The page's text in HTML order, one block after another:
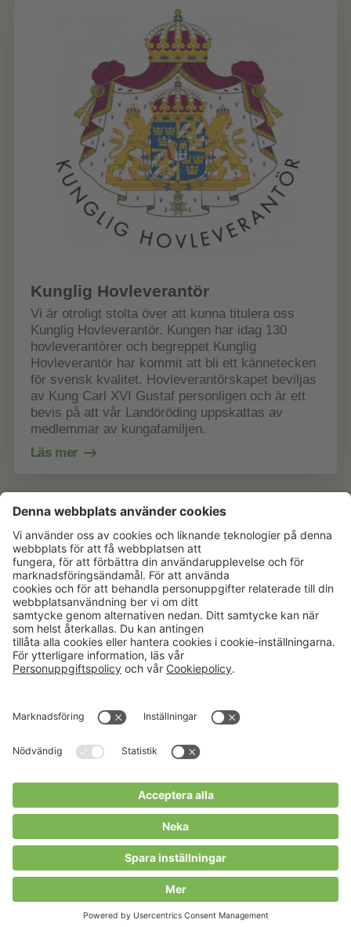
Kunglig Hovleverantör
Vi är otroligt stolta över att kunna titulera oss
Kunglig Hovleverantör. Kungen har idag 130
hovleverantörer och begreppet Kunglig
Hovleverantör har kommit att bli ett kännetecken
för svensk kvalitet. Hovleverantörskapet beviljas
av Kung Carl XVI Gustaf personligen och är ett
bevis på att vår Landöröding uppskattas av
medlemmar av kungafamiljen.
Läs mer
Karriär
Kalender
Verksamheter
Om Hushållningssällskapet
Hushållningssällskapens
Tjänster
Välkommen till Portalen!
Cookies m.m.
Cookies
Allmänna villkor